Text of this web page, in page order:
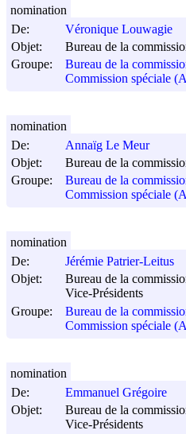
De:
Véronique Louwagie
Objet:
Bureau de la
Groupe:
Bureau de la
Commission spéciale
nomination
De:
Annaïg Le Meur
Objet:
Bureau de la
Groupe:
Bureau de la
Commission spéciale
nomination
De:
Jérémie Patrier-Leitus
Objet:
Bureau de la
Vice-Présidents
Groupe:
Bureau de la
Commission spéciale
nomination
De:
Emmanuel Grégoire
Objet:
Bureau de la
Vice-Présidents
nomination